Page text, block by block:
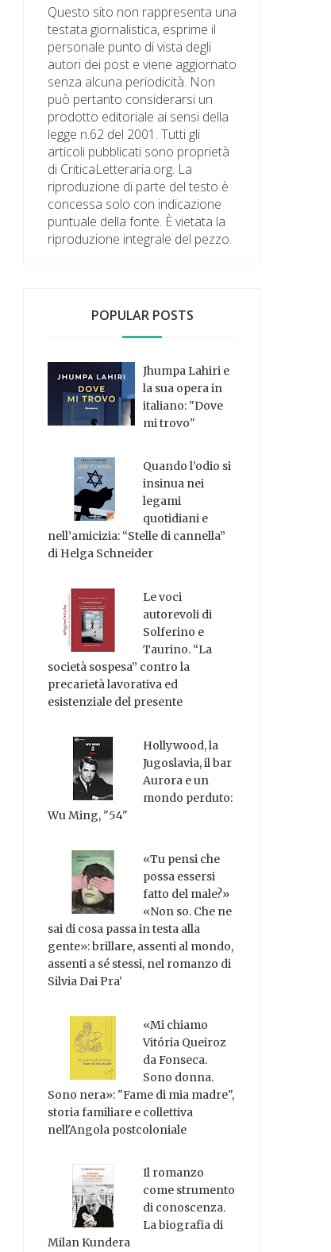
Questo sito non rappresenta una
testata giornalistica, esprime il
personale punto di vista degli
autori dei post e viene aggiornato
senza alcuna periodicità. Non
può pertanto considerarsi un
prodotto editoriale ai sensi della
legge n.62 del 2001. Tutti gli
articoli pubblicati sono proprietà
di CriticaLetteraria.org. La
riproduzione di parte del testo è
concessa solo con indicazione
puntuale della fonte. È vietata la
riproduzione integrale del pezzo.
POPULAR POSTS
Jhumpa Lahiri e
la sua opera in
italiano: "Dove
mi trovo"
Quando l’odio si
insinua nei
legami
quotidiani e
nell’amicizia: “Stelle di cannella”
di Helga Schneider
Le voci
autorevoli di
Solferino e
Taurino. “La
società sospesa” contro la
precarietà lavorativa ed
esistenziale del presente
Hollywood, la
Jugoslavia, il bar
Aurora e un
mondo perduto:
Wu Ming, "54"
«Tu pensi che
possa essersi
fatto del male?»
«Non so. Che ne
sai di cosa passa in testa alla
gente»: brillare, assenti al mondo,
assenti a sé stessi, nel romanzo di
Silvia Dai Pra'
«Mi chiamo
Vitória Queiroz
da Fonseca.
Sono donna.
Sono nera»: "Fame di mia madre",
storia familiare e collettiva
nell'Angola postcoloniale
Il romanzo
come strumento
di conoscenza.
La biografia di
Milan Kundera